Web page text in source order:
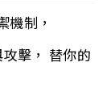
機制，
擊， 替你的